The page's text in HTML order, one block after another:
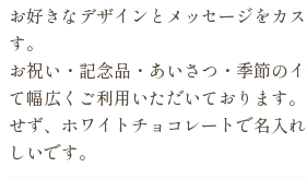
お好きなデザインとメッセージをカ
す。
お祝い・記念品・あいさつ・季節の
て幅広くご利用いただいております
せず、ホワイトチョコレートで名入
しいです。